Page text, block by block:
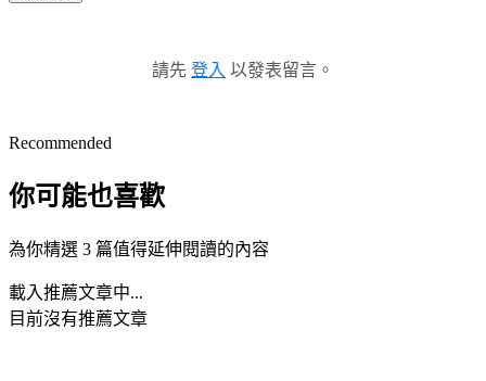
請先 登入 以發表留言。
Recommended
你可能也喜歡
為你精選 3 篇值得延伸閱讀的內容
載入推薦文章中...
目前沒有推薦文章